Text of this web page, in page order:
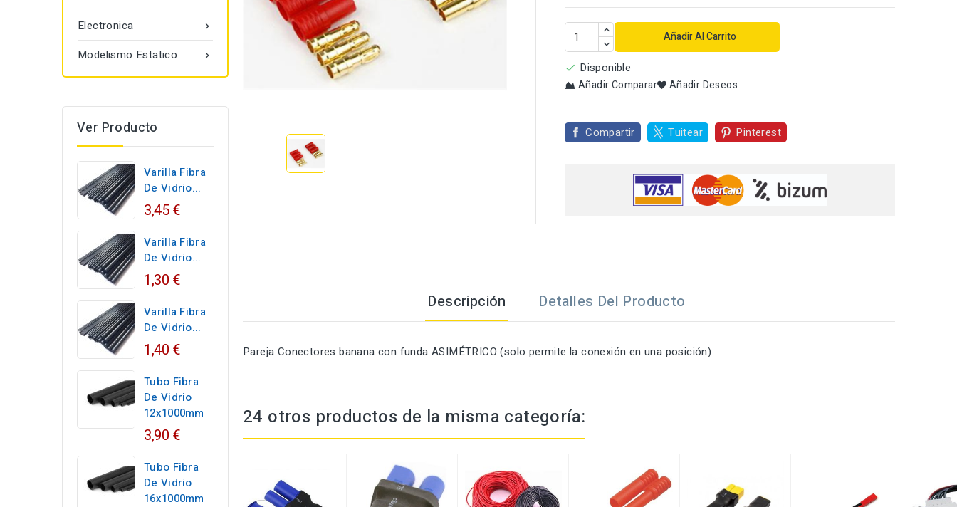

Electronica

Modelismo Estatico
Ver Producto
Varilla Fibra
De Vidrio...
3,45 €
Varilla Fibra
De Vidrio...
1,30 €
Varilla Fibra
De Vidrio...
1,40 €
Tubo Fibra
De Vidrio
12x1000mm
3,90 €
Tubo Fibra
De Vidrio
16x1000mm
Añadir Al Carrito
 Disponible
Añadir Comparar Añadir Deseos
Compartir Tuitear Pinterest
Descripción Detalles Del Producto
Pareja Conectores banana con funda ASIMÉTRICO (solo permite la conexión en una posición)
24 otros productos de la misma categoría: